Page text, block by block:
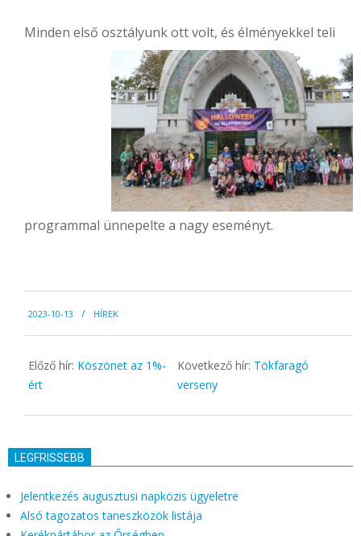
Minden első osztályunk ott volt, és élményekkel teli
programmal ünnepelte a nagy eseményt.
10-
13
2023-10-13 HÍREK
Előző hír: Köszönet az 1%-
ért
Következő hír: Tökfaragó
verseny
LEGFRISSEBB
Jelentkezés augusztusi napközis ügyeletre
Alsó tagozatos taneszközök listája